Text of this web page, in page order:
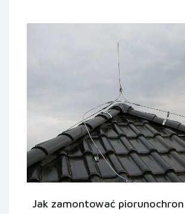
Jak zamontować piorunochron